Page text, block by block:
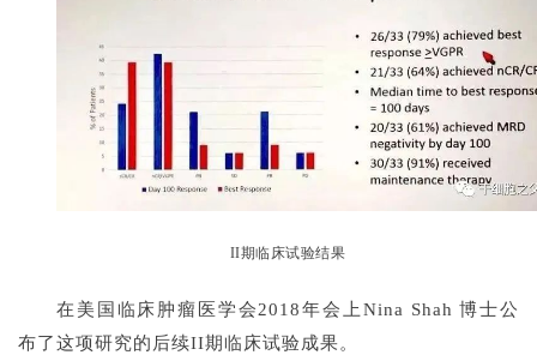
II期临床试验结果
在美国临床肿瘤医学会2018年会上Nina Shah 博士公
布了这项研究的后续II期临床试验成果。